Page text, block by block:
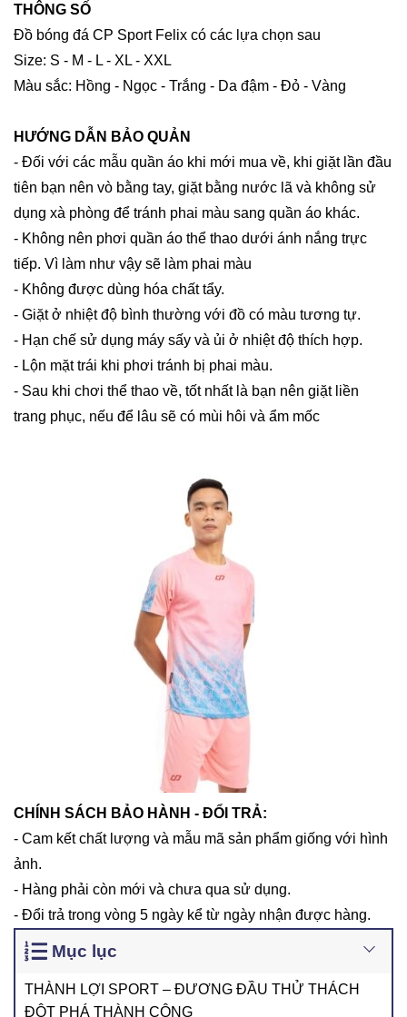
THÔNG SỐ
Đồ bóng đá CP Sport Felix có các lựa chọn sau
Size: S - M - L - XL - XXL
Màu sắc: Hồng - Ngọc - Trắng - Da đậm - Đỏ - Vàng
HƯỚNG DẪN BẢO QUẢN
- Đối với các mẫu quần áo khi mới mua về, khi giặt lần đầu
tiên bạn nên vò bằng tay, giặt bằng nước lã và không sử
dụng xà phòng để tránh phai màu sang quần áo khác.
- Không nên phơi quần áo thể thao dưới ánh nắng trực
tiếp. Vì làm như vậy sẽ làm phai màu
- Không được dùng hóa chất tẩy.
- Giặt ở nhiệt độ bình thường với đồ có màu tương tự.
- Hạn chế sử dụng máy sấy và ủi ở nhiệt độ thích hợp.
- Lộn mặt trái khi phơi tránh bị phai màu.
- Sau khi chơi thể thao về, tốt nhất là bạn nên giặt liền
trang phục, nếu để lâu sẽ có mùi hôi và ẩm mốc
CHÍNH SÁCH BẢO HÀNH - ĐỔI TRẢ:
- Cam kết chất lượng và mẫu mã sản phẩm giống với hình
ảnh.
- Hàng phải còn mới và chưa qua sử dụng.
- Đổi trả trong vòng 5 ngày kể từ ngày nhận được hàng.
Mục lục
THÀNH LỢI SPORT – ĐƯƠNG ĐẦU THỬ THÁCH
ĐỘT PHÁ THÀNH CÔNG